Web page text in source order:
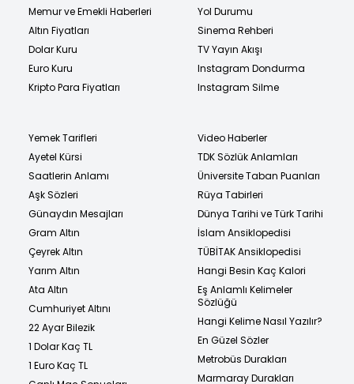
Memur ve Emekli Haberleri
Altın Fiyatları
Dolar Kuru
Euro Kuru
Kripto Para Fiyatları
Yol Durumu
Sinema Rehberi
TV Yayın Akışı
Instagram Dondurma
Instagram Silme
Yemek Tarifleri
Ayetel Kürsi
Saatlerin Anlamı
Aşk Sözleri
Günaydın Mesajları
Gram Altın
Çeyrek Altın
Yarım Altın
Ata Altın
Cumhuriyet Altını
22 Ayar Bilezik
1 Dolar Kaç TL
1 Euro Kaç TL
Video Haberler
TDK Sözlük Anlamları
Üniversite Taban Puanları
Rüya Tabirleri
Dünya Tarihi ve Türk Tarihi
İslam Ansiklopedisi
TÜBİTAK Ansiklopedisi
Hangi Besin Kaç Kalori
Eş Anlamlı Kelimeler
Sözlüğü
Hangi Kelime Nasıl Yazılır?
En Güzel Sözler
Metrobüs Durakları
Marmaray Durakları